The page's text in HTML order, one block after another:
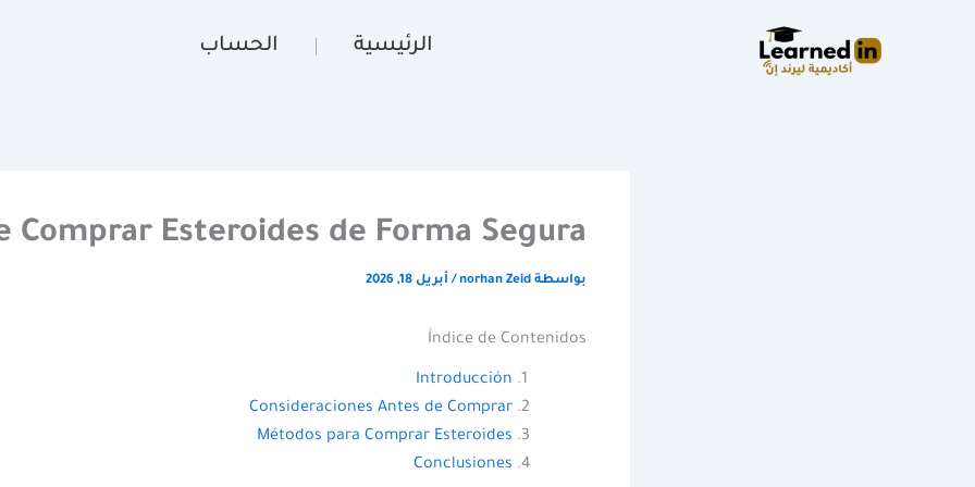
الرئيسية الحساب
Comprar Esteroides de Forma Segura
بواسطة norhan Zeid
/ أبريل 18, 2026
Índice de Contenidos
Introducción
Consideraciones Antes de Comprar
Métodos para Comprar Esteroides
Conclusiones